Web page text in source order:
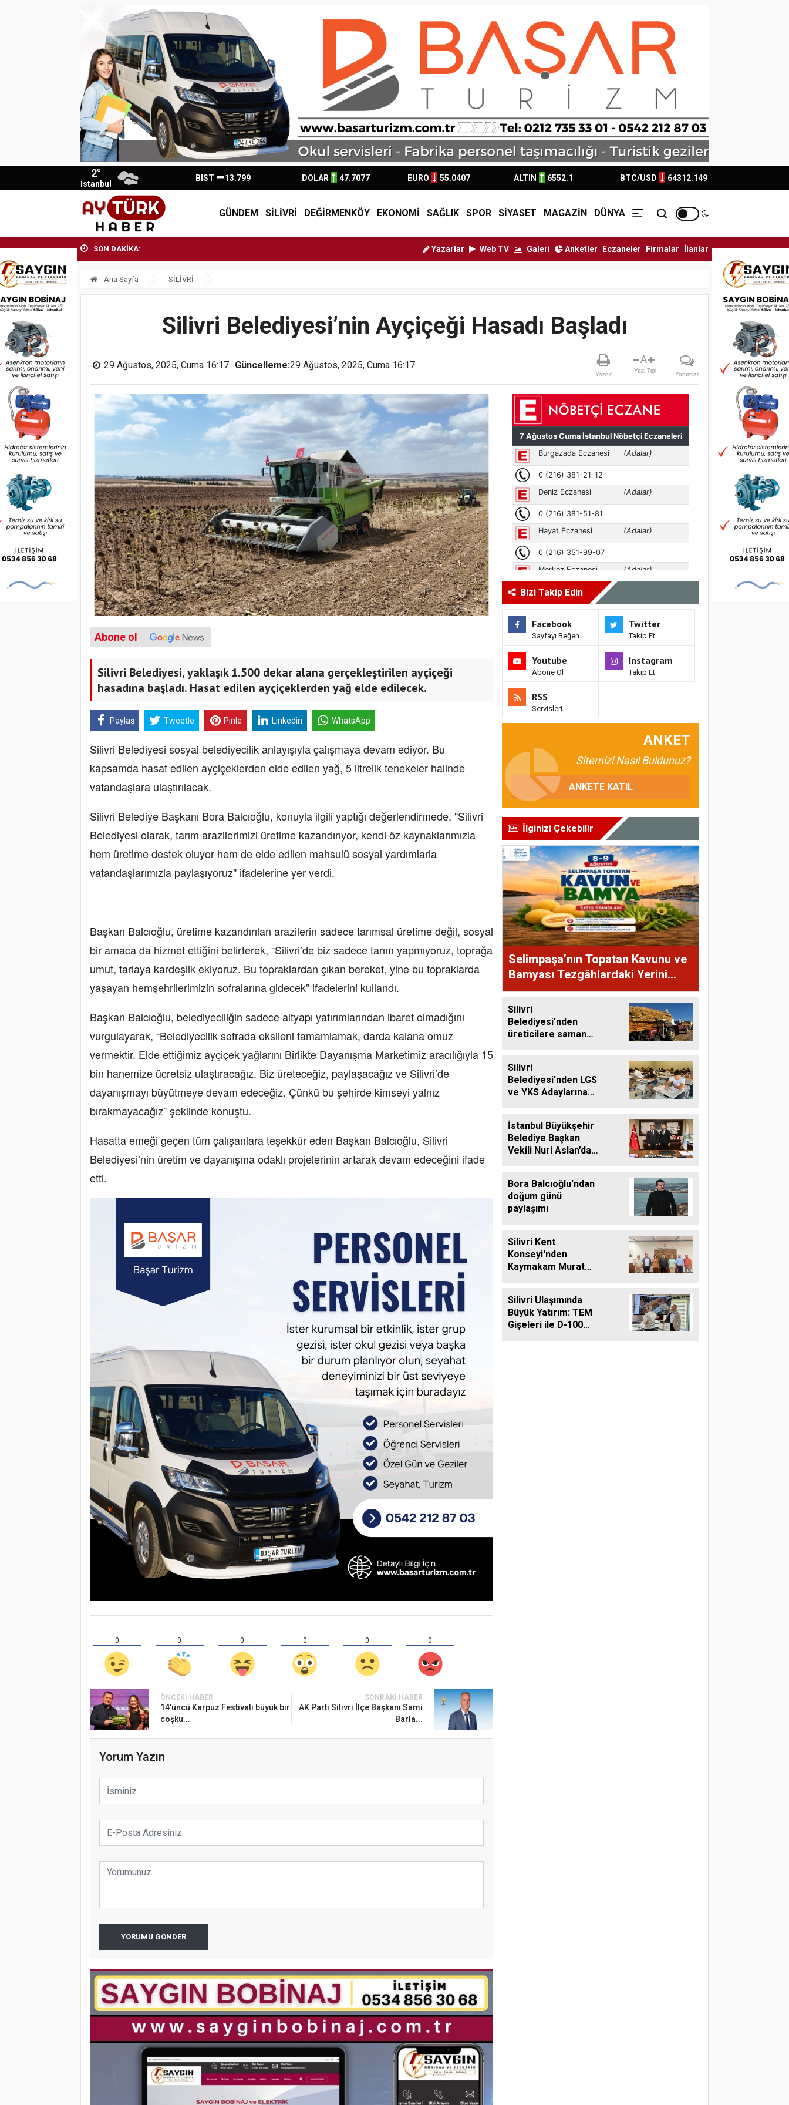
2°
İstanbul
BIST 13.799 DOLAR 47.7077 EURO 55.0407 ALTIN 6552.1 BTC/USD 64312.149
GÜNDEM SİLİVRİ DEĞİRMENKÖY EKONOMİ SAĞLIK SPOR SİYASET MAGAZİN DÜNYA
SON DAKİKA: Yazarlar Web TV Galeri Anketler Eczaneler Firmalar İlanlar
Ana Sayfa SİLİVRİ
Silivri Belediyesi’nin Ayçiçeği Hasadı Başladı
29 Ağustos, 2025, Cuma 16:17 Güncelleme:29 Ağustos, 2025, Cuma 16:17
Yazdır
A
Yazı Tipi Yorumlar
Abone ol
Silivri Belediyesi, yaklaşık 1.500 dekar alana gerçekleştirilen ayçiçeği
hasadına başladı. Hasat edilen ayçiçeklerden yağ elde edilecek.
Paylaş Tweetle Pinle Linkedin WhatsApp
Silivri Belediyesi sosyal belediyecilik anlayışıyla çalışmaya devam ediyor. Bu
kapsamda hasat edilen ayçiçeklerden elde edilen yağ, 5 litrelik tenekeler halinde
vatandaşlara ulaştırılacak.
Silivri Belediye Başkanı Bora Balcıoğlu, konuyla ilgili yaptığı değerlendirmede, "Silivri
Belediyesi olarak, tarım arazilerimizi üretime kazandırıyor, kendi öz kaynaklarımızla
hem üretime destek oluyor hem de elde edilen mahsulü sosyal yardımlarla
vatandaşlarımızla paylaşıyoruz" ifadelerine yer verdi.
Başkan Balcıoğlu, üretime kazandırılan arazilerin sadece tarımsal üretime değil, sosyal
bir amaca da hizmet ettiğini belirterek, “Silivri’de biz sadece tarım yapmıyoruz, toprağa
umut, tarlaya kardeşlik ekiyoruz. Bu topraklardan çıkan bereket, yine bu topraklarda
yaşayan hemşehrilerimizin sofralarına gidecek” ifadelerini kullandı.
Başkan Balcıoğlu, belediyeciliğin sadece altyapı yatırımlarından ibaret olmadığını
vurgulayarak, “Belediyecilik sofrada eksileni tamamlamak, darda kalana omuz
vermektir. Elde ettiğimiz ayçiçek yağlarını Birlikte Dayanışma Marketimiz aracılığıyla 15
bin hanemize ücretsiz ulaştıracağız. Biz üreteceğiz, paylaşacağız ve Silivri’de
dayanışmayı büyütmeye devam edeceğiz. Çünkü bu şehirde kimseyi yalnız
bırakmayacağız” şeklinde konuştu.
Hasatta emeği geçen tüm çalışanlara teşekkür eden Başkan Balcıoğlu, Silivri
Belediyesi’nin üretim ve dayanışma odaklı projelerinin artarak devam edeceğini ifade
etti.
0 0 0 0 0 0
ÖNCEKI HABER
14’üncü Karpuz Festivali büyük bir
coşku...
SONRAKI HABER
AK Parti Silivri İlçe Başkanı Sami
Barla...
Yorum Yazın
YORUMU GÖNDER
Bizi Takip Edin
Facebook
Sayfayı Beğen
Twitter
Takip Et
Youtube
Abone Ol
Instagram
Takip Et
RSS
Servisleri
ANKET
Sitemizi Nasıl Buldunuz?
ANKETE KATIL
İlginizi Çekebilir
Selimpaşa’nın Topatan Kavunu ve
Bamyası Tezgâhlardaki Yerini
Alıyor
Silivri
Belediyesi'nden
üreticilere saman
Silivri
Belediyesi'nden LGS
ve YKS Adaylarına
İstanbul Büyükşehir
Belediye Başkan
Vekili Nuri Aslan’dan
Bora Balcıoğlu'ndan
doğum günü
paylaşımı
Silivri Kent
Konseyi'nden
Kaymakam Murat
Silivri Ulaşımında
Büyük Yatırım: TEM
Gişeleri ile D-100